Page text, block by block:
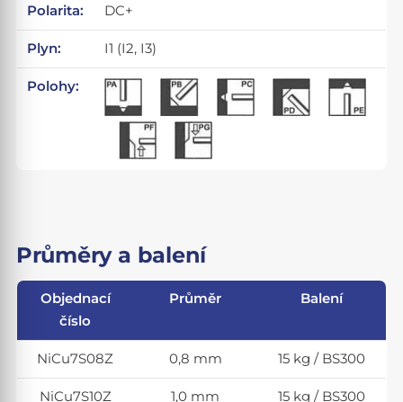
Polarita: DC+
Plyn: I1 (I2, I3)
Polohy:
Průměry a balení
Objednací
číslo
Průměr Balení
NiCu7S08Z 0,8 mm 15 kg / BS300
NiCu7S10Z 1,0 mm 15 kg / BS300